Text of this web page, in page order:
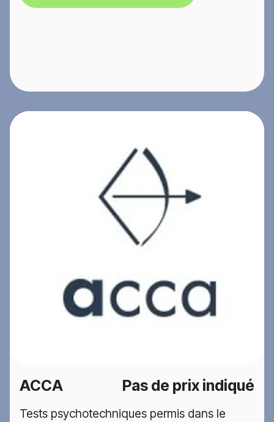
ACCA Pas de prix indiqué
Tests psychotechniques permis dans le